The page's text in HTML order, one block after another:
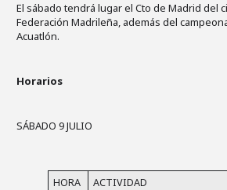
El sábado tendrá lugar el Cto de Madrid del
Federación Madrileña, además del
Acuatlón.
Horarios
SÁBADO 9 JULIO
HORA
ACTIVIDAD